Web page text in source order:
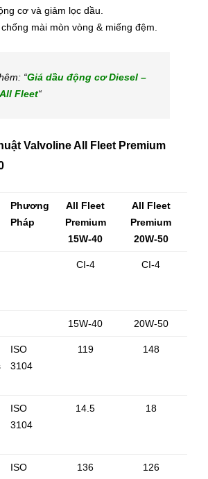
cơ và giảm lọc dầu.
mài mòn vòng & miếng đệm.
“Giá dầu động cơ Diesel –
Fleet“
Valvoline All Fleet Premium
Phương
Pháp
All Fleet
Premium
15W-40
All Fleet
Premium
20W-50
CI-4 CI-4
15W-40 20W-50
ISO
3104
119 148
ISO
3104
14.5 18
ISO
136 126